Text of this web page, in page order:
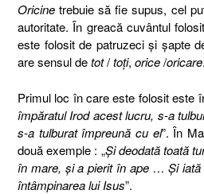
Oricine trebuie să fie supus, cel
autoritate. În greacă cuvântul
este folosit de patruzeci şi şapte
are sensul detot/toţi, orice/oricare.
Primul loc în care este folosit este
împăratul Irod acest lucru, s-a
s-a tulburat împreună cu el”. În
două exemple : „Şi deodată toată
în mare, şi a pierit în ape … Şi
întâmpinarea lui Isus”.